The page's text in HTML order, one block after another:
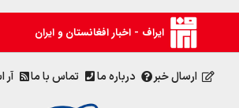
ایراف - اخبار افغانستان و ایران
ارسال خبر درباره ما تماس با ما